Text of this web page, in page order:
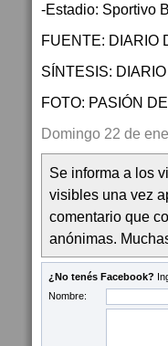
-Estadio: Sportivo
FUENTE: DIARIO
SÍNTESIS:
FOTO: PASIÓN
Domingo 22 de
Se informa a los
visibles una vez
comentario que
anónimas.
¿No tenés Facebook?
Nombre: